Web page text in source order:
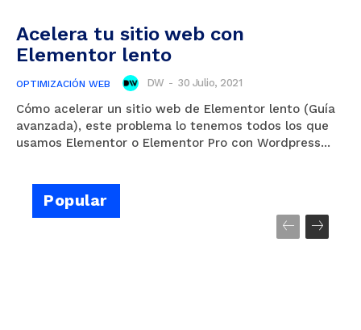
Acelera tu sitio web con
Elementor lento
OPTIMIZACIÓN WEB DW - 30 Julio, 2021
Cómo acelerar un sitio web de Elementor lento (Guía
avanzada), este problema lo tenemos todos los que
usamos Elementor o Elementor Pro con Wordpress...
Popular